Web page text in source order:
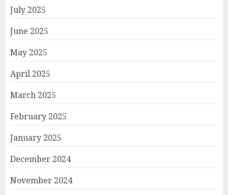
July 2025
June 2025
May 2025
April 2025
March 2025
February 2025
January 2025
December 2024
November 2024